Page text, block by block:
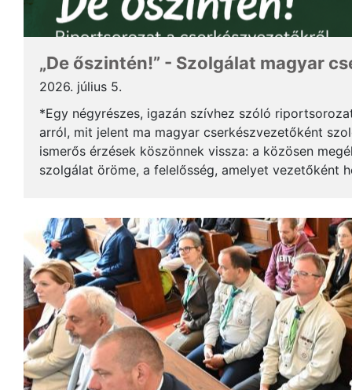
„De őszintén!” - Szolgálat magyar
2026. július 5.
*Egy négyrészes, igazán szívhez szóló
arról, mit jelent ma magyar cserkészvezetőként
ismerős érzések köszönnek vissza: a közösen
szolgálat öröme, a felelősség, amelyet vezetőként